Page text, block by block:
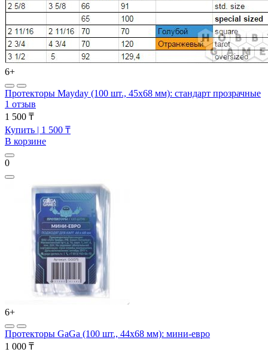
6+
Протекторы Mayday (100 шт., 45x68 мм): стандарт прозрачные
1 отзыв
1 500 ₸
Купить | 1 500 ₸
В корзине
0
6+
Протекторы GaGa (100 шт., 44х68 мм): мини-евро
1 000 ₸